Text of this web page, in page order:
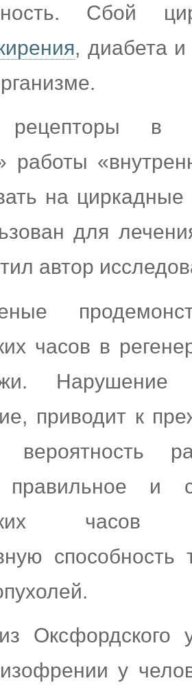
Сбой
, диабета и
рецепторы в
работы
на
для
автор
часов в
Нарушение
приводит к
вероятность
и
часов
Оксфордского
у